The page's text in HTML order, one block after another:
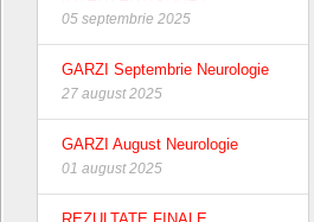
05 septembrie 2025
GARZI Septembrie Neurologie
27 august 2025
GARZI August Neurologie
01 august 2025